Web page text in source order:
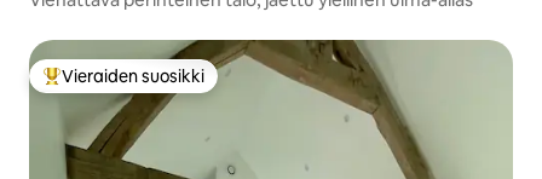
Vieraiden suosikkien parhaimmistoa
Vieraiden suosikki